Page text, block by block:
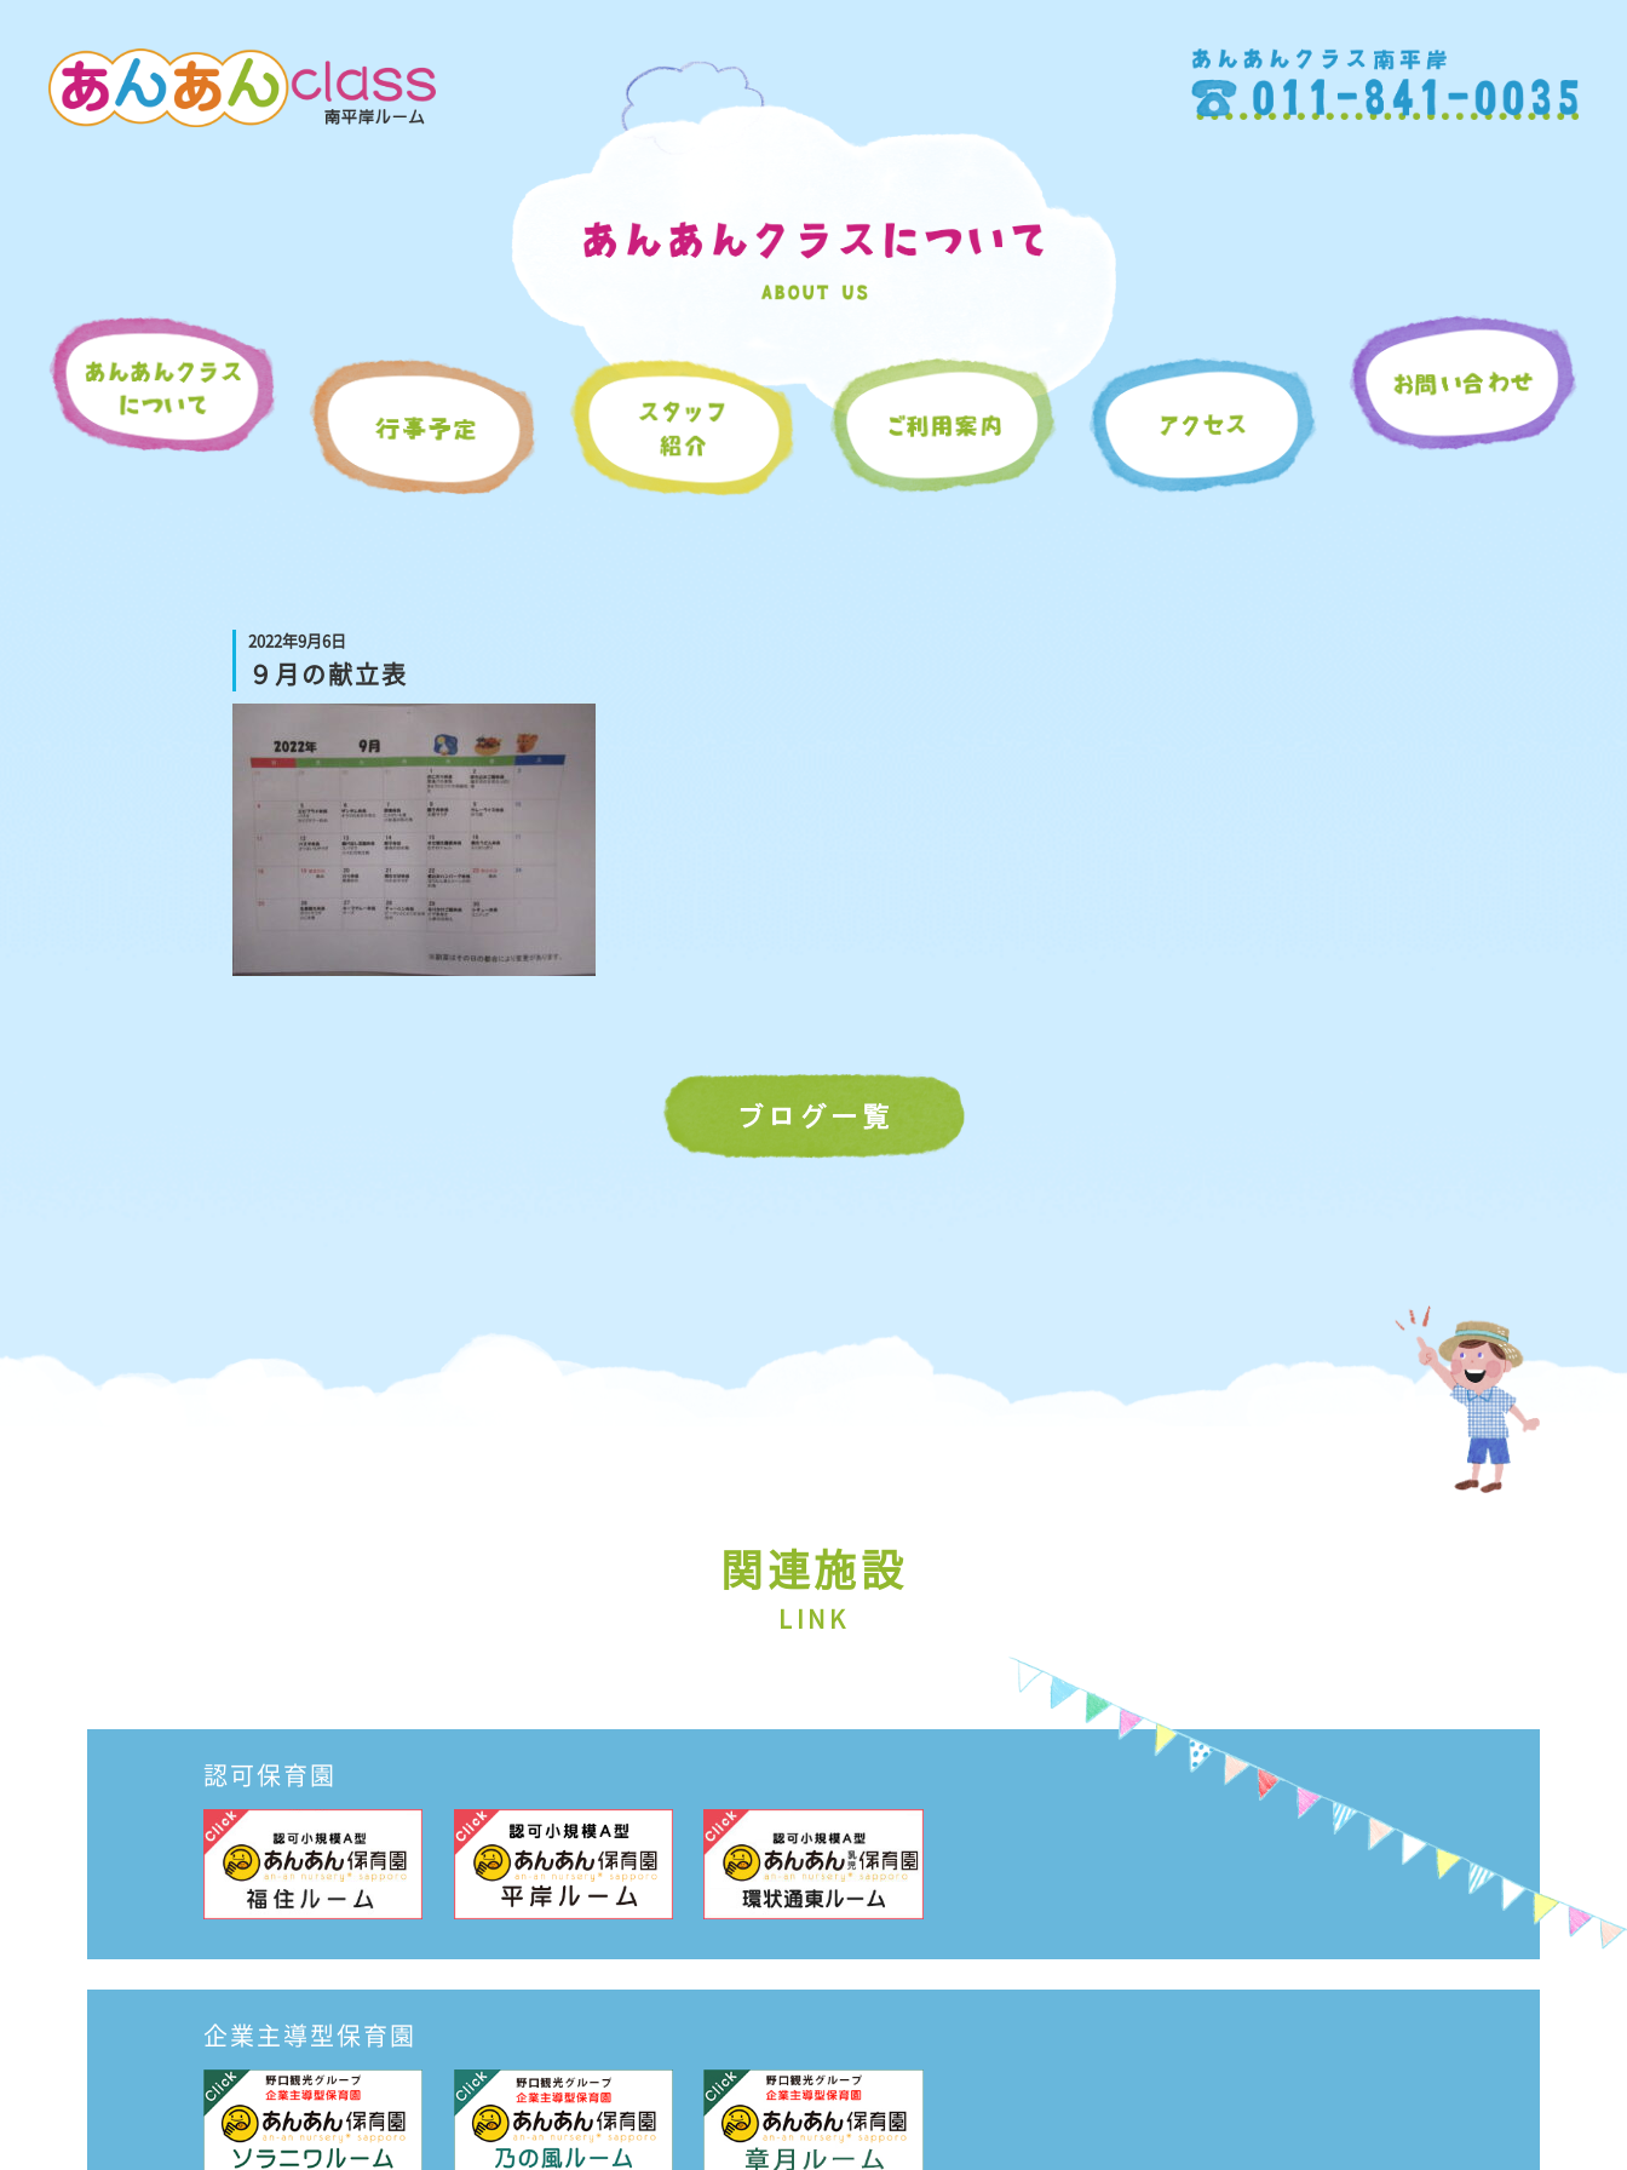
2022年9月6日
９月の献立表
関連施設
LINK
認可保育園
企業主導型保育園